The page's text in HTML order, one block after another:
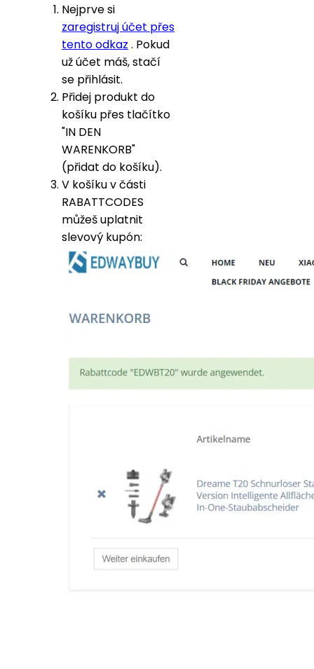
Nejprve si
zaregistruj účet přes
tento odkaz . Pokud
už účet máš, stačí
se přihlásit.
Přidej produkt do
košíku přes tlačítko
"IN DEN
WARENKORB"
(přidat do košíku).
V košíku v části
RABATTCODES
můžeš uplatnit
slevový kupón: